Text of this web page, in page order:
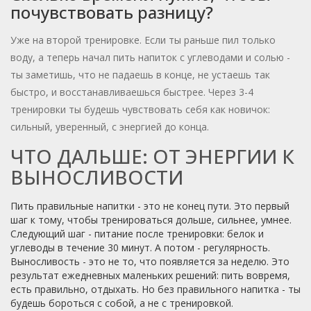
почувствовать разницу?
Уже на второй тренировке. Если ты раньше пил только
воду, а теперь начал пить напиток с углеводами и солью -
ты заметишь, что не падаешь в конце, не устаешь так
быстро, и восстанавливаешься быстрее. Через 3-4
тренировки ты будешь чувствовать себя как новичок:
сильный, уверенный, с энергией до конца.
ЧТО ДАЛЬШЕ: ОТ ЭНЕРГИИ К
ВЫНОСЛИВОСТИ
Пить правильные напитки - это не конец пути. Это первый
шаг к тому, чтобы тренироваться дольше, сильнее, умнее.
Следующий шаг - питание после тренировки: белок и
углеводы в течение 30 минут. А потом - регулярность.
Выносливость - это не то, что появляется за неделю. Это
результат ежедневных маленьких решений: пить вовремя,
есть правильно, отдыхать. Но без правильного напитка - ты
будешь бороться с собой, а не с тренировкой.